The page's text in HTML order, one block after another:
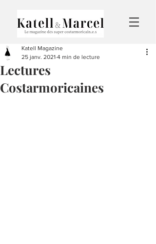
Lectures
Costarmoricaines
Katell Magazine
25 janv. 2021 4 min de lecture